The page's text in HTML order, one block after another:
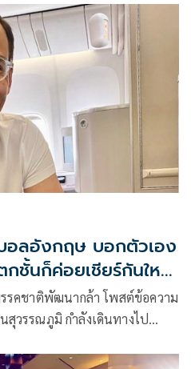
ลอังกฤษ บอกตัวเอง
กชั้นก็ค่อยเชียร์กันใหม่
คชาติพัฒนากล้า โพสต์ข้อความ
วรรณภูมิ กำลังเดินทางไป